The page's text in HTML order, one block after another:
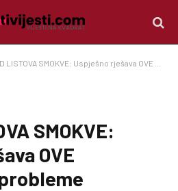
SMOKVE: Uspješno rješava OVE zdravstvene probleme
SMOKVE:
OVE